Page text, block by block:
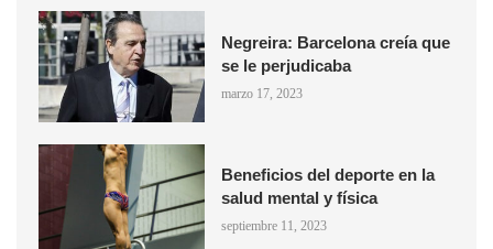
Negreira: Barcelona creía que
se le perjudicaba
marzo 17, 2023
Beneficios del deporte en la
salud mental y física
septiembre 11, 2023